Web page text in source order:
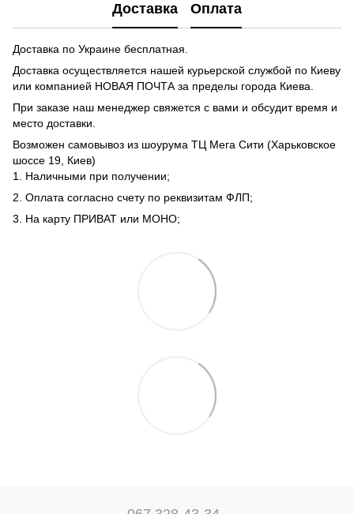
Доставка Оплата
Доставка по Украине бесплатная.
Доставка осуществляется нашей курьерской службой по Киеву
или компанией НОВАЯ ПОЧТА за пределы города Киева.
При заказе наш менеджер свяжется с вами и обсудит время и
место доставки.
Возможен самовывоз из шоурума ТЦ Мега Сити (Харьковское
шоссе 19, Киев)
1. Наличными при получении;
2. Оплата согласно счету по реквизитам ФЛП;
3. На карту ПРИВАТ или МОНО;